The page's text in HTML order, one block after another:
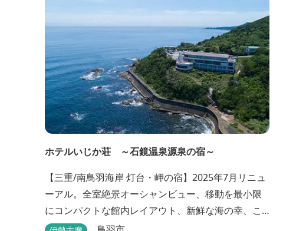
ホテルいじか荘 ～石鏡温泉源泉の宿～
【三重/南鳥羽海岸 灯台・岬の宿】2025年7月リニュ
ーアル。全室絶景オーシャンビュー、移動を最小限
にコンパクトな館内レイアウト、新鮮な海の幸、こ
んこんと湧きでる天然温泉源泉、展望デッキ〜いじ